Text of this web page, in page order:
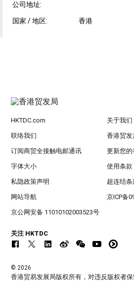
公司地址:
国家 / 地区: 香港
HKTDC.com 关于我们
联络我们 香港贸
订阅商贸全接触电邮通讯 更新您的
字体大小 使用条款
私隐政策声明 超连结条
网站导航 京ICP备
京公网安备 11010102003523号
关注 HKTDC
© 2026
香港贸易发展局版权所有，对违反版权者保